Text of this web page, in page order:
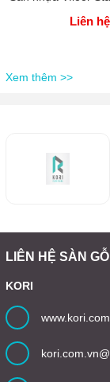
Liên hệ
Xem thêm >>
LIÊN HỆ SÀN GỖ
KORI